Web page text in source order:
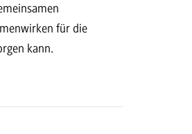
für die
kann.